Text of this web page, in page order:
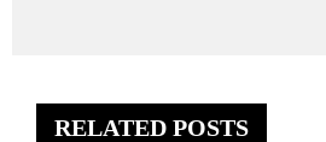
RELATED POSTS